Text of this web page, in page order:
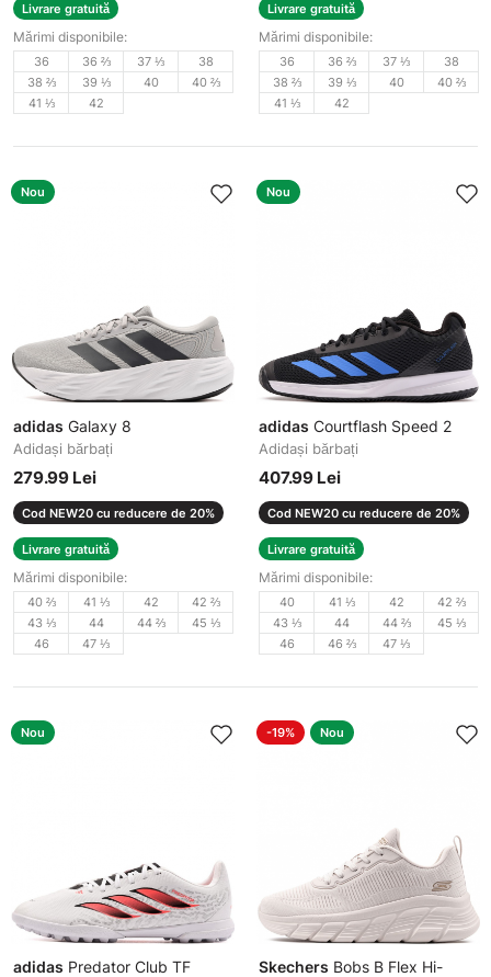
Livrare gratuită
Mărimi disponibile:
36 36 ⅔ 37 ⅓
38
38 ⅔
39 ⅓ 40
40 ⅔
41 ⅓
42
Livrare gratuită
Mărimi disponibile:
36 36 ⅔ 37 ⅓
38
38 ⅔
39 ⅓ 40
40 ⅔
41 ⅓
42
Nou
adidas Galaxy 8
Adidași bărbați
279.99 Lei
Cod NEW20 cu reducere de 20%
Livrare gratuită
Mărimi disponibile:
40 ⅔ 41 ⅓ 42
42 ⅔
43 ⅓
44 44 ⅔
45 ⅓
46
47 ⅓
Nou
adidas Courtflash Speed 2
Adidași bărbați
407.99 Lei
Cod NEW20 cu reducere de 20%
Livrare gratuită
Mărimi disponibile:
40 41 ⅓ 42
42 ⅔
43 ⅓
44 44 ⅔
45 ⅓
46
46 ⅔ 47 ⅓
Nou
adidas Predator Club TF
-19% Nou
Skechers Bobs B Flex Hi-